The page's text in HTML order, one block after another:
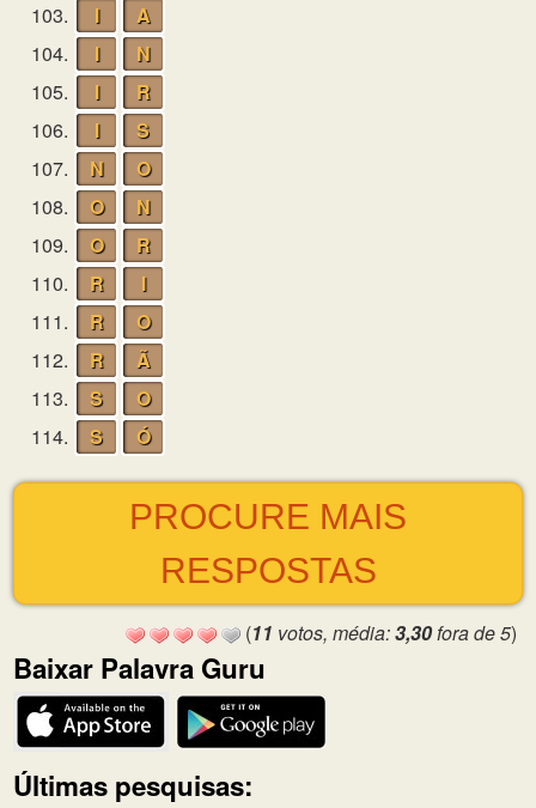
103.
I
A
104.
I
N
105.
I
R
106.
I
S
107.
N
O
108.
O
N
109.
O
R
110.
R
I
111.
R
O
112.
R
Ã
113.
S
O
114.
S Ó
PROCURE MAIS
RESPOSTAS
(11 votos, média:3,30fora de 5)
Baixar Palavra Guru
Últimas pesquisas: